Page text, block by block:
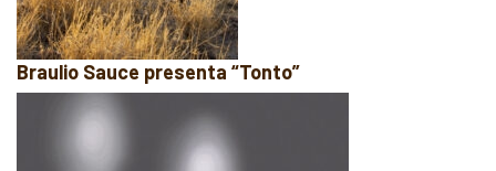
Braulio Sauce presenta “Tonto”